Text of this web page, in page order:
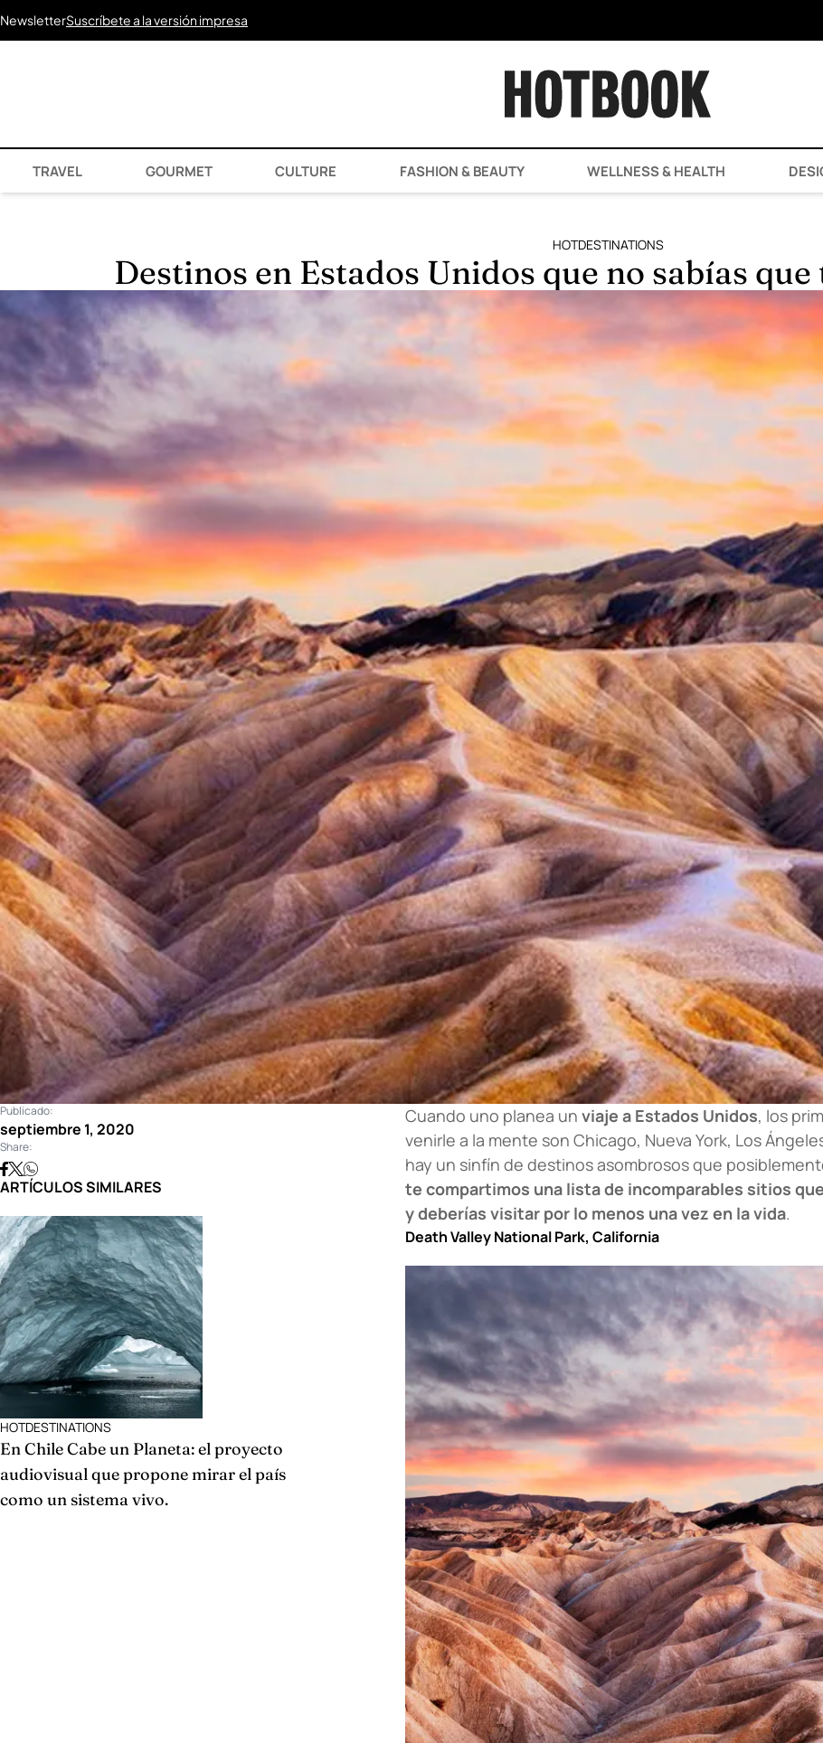
NewsletterSuscríbete a la versión impresa
TRAVEL GOURMET CULTURE FASHION & BEAUTY WELLNESS & HEALTH
HOTDESTINATIONS
Destinos en Estados Unidos que no sabías
Cuando uno planea un viaje a Estados Unidos, los
venirle a la mente son Chicago, Nueva York, Los
hay un sinfín de destinos asombrosos que
te compartimos una lista de incomparables sitios que
y deberías visitar por lo menos una vez en la vida.
Death Valley National Park, California
Publicado:
septiembre 1, 2020
Share:
ARTÍCULOS SIMILARES
HOTDESTINATIONS
En Chile Cabe un Planeta: el proyecto
audiovisual que propone mirar el país
como un sistema vivo.